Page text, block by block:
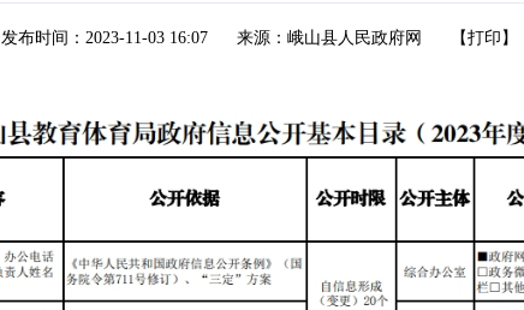
发布时间：2023-11-03 16:07 来源：峨山县人民政府网 【打印 】